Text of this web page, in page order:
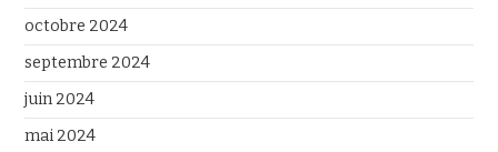
octobre 2024
septembre 2024
juin 2024
mai 2024